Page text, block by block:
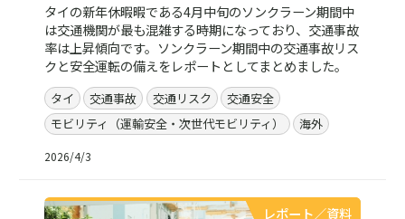
タイの新年休暇暇である4月中旬のソンクラーン期間中
は交通機関が最も混雑する時期になっており、交通事故
率は上昇傾向です。ソンクラーン期間中の交通事故リス
クと安全運転の備えをレポートとしてまとめました。
タイ 交通事故 交通リスク
交通安全
モビリティ（運輸安全・次世代モビリティ）
海外
2026/4/3
レポート／資料